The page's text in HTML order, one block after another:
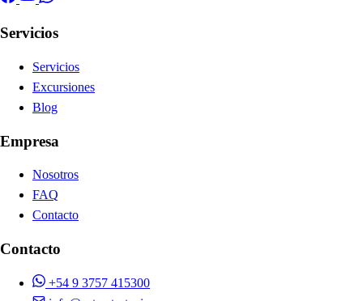
Servicios
Servicios
Excursiones
Blog
Empresa
Nosotros
FAQ
Contacto
Contacto
+54 9 3757 415300